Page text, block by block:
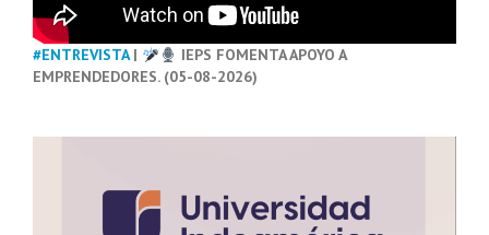
#ENTREVISTA|
IEPS FOMENTA APOYO A
EMPRENDEDORES. (05-08-2026)